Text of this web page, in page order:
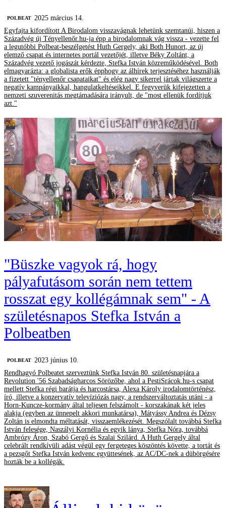
‎POLBEAT 2025 március 14.
Egyfajta kifordított A Birodalom visszavágnak lehetünk szemtanúi, hiszen a
Századvég új Tényellenőr.hu-ja épp a birodalomnak vág vissza - vezette fel
a legutóbbi Polbeat-beszélgetést Huth Gergely, aki Both Hunort, az új
elemző csapat és internetes portál vezetőjét, illetve Béky Zoltánt, a
Századvég vezető jogászát kérdezte, Stefka István közreműködésével. Both
elmagyarázta: a globalista erők épphogy az álhírek terjesztéséhez használják
a fizetett "tényellenőr csapataikat" és elég nagy sikerrel jártak világszerte a
negatív kampányaikkal, hangulatkeltéseikkel. E fegyverük kifejezetten a
nemzeti szuverenitás megtámadására irányult, de "most ellenük fordítjuk
azt."
"Büszke vagyok rá, hogy
pályafutásom során nem tettem
rosszat egy kollégámnak sem" - A
születésnapos Stefka István a
Polbeatben
‎POLBEAT
2023 június 10.
Rendhagyó Polbeatet szerveztünk Stefka István 80. születésnapjára a
Revolution '56 Szabadságharcos Sörözőbe, ahol a PestiSrácok.hu-s csapat
mellett Stefka régi barátja és harcostársa, Alexa Károly irodalomtörténész,
író, illetve a konzervatív televíziózás nagy, a rendszerváltoztatás utáni - a
Horn-Kuncze-kormány által teljesen felszámolt - korszakának két jeles
alakja (egyben az ünnepelt akkori munkatársa), Mátyássy Andrea és Dézsy
Zoltán is elmondta méltatását, visszaemlékezését. Megszólalt továbbá Stefka
István felesége, Naszályi Kornélia és egyik lánya, Stefka Nóra, továbbá
Ambrózy Áron, Szabó Gergő és Szalai Szilárd. A Huth Gergely által
celebrált rendkívüli adást végül egy fergeteges köszöntés követte, a tortát és
a pezsgőt Stefka István kedvenc együttesének, az AC/DC-nek a dübörgésére
hozták be a kollégák.